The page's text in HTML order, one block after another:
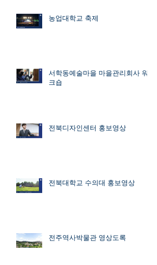
농업대학교 축제
서학동예술마을 마을관리회사 워
크숍
전북디자인센터 홍보영상
전북대학교 수의대 홍보영상
전주역사박물관 영상도록